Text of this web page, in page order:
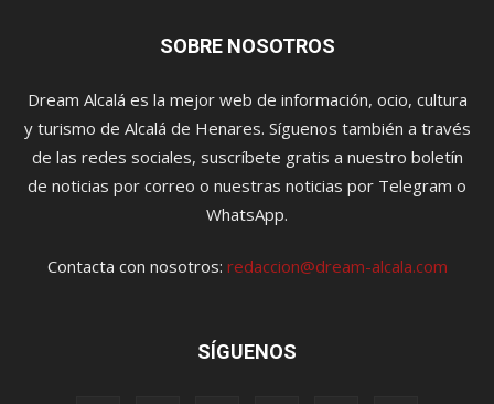
SOBRE NOSOTROS
Dream Alcalá es la mejor web de información, ocio, cultura
y turismo de Alcalá de Henares. Síguenos también a través
de las redes sociales, suscríbete gratis a nuestro boletín
de noticias por correo o nuestras noticias por Telegram o
WhatsApp.
Contacta con nosotros: redaccion@dream-alcala.com
SÍGUENOS